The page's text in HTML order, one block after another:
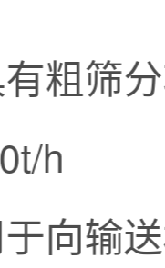
粗筛
h
向输